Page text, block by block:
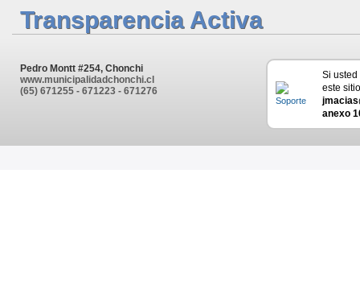
Transparencia Activa
Pedro Montt #254, Chonchi
www.municipalidadchonchi.cl
(65) 671255 - 671223 - 671276
Si
este
anexo